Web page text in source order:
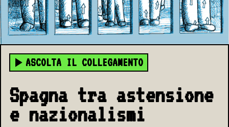
ASCOLTA IL COLLEGAMENTO
Spagna tra astensione
e nazionalismi